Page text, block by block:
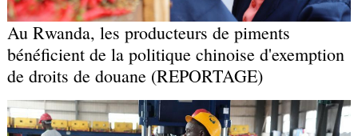
Au Rwanda, les producteurs de piments
bénéficient de la politique chinoise d'exemption
de droits de douane (REPORTAGE)